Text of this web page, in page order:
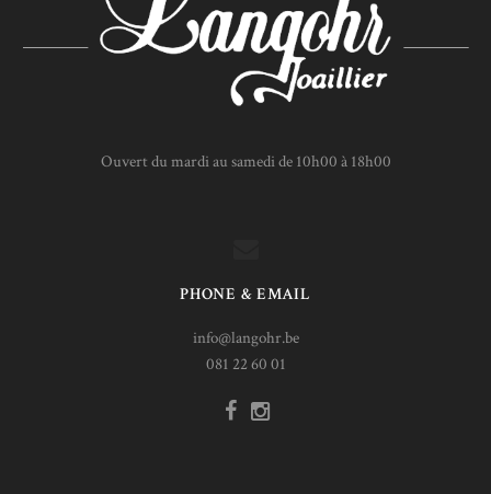
Ouvert du mardi au samedi de 10h00 à 18h00
PHONE & EMAIL
info@langohr.be
081 22 60 01